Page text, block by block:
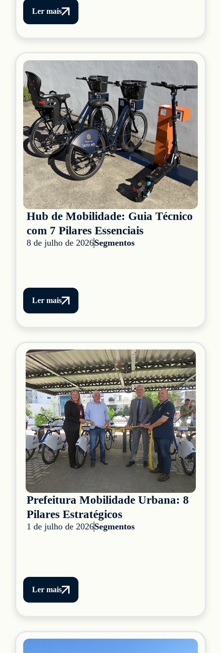
Ler mais
Hub de Mobilidade: Guia Técnico
com 7 Pilares Essenciais
8 de julho de 2026Segmentos
Ler mais
Prefeitura Mobilidade Urbana: 8
Pilares Estratégicos
1 de julho de 2026Segmentos
Ler mais